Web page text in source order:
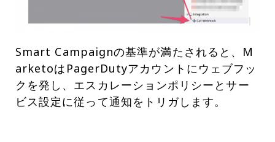
Smart Campaignの基準が満たされると、M
arketoはPagerDutyアカウントにウェブフッ
クを発し、エスカレーションポリシーとサー
ビス設定に従って通知をトリガします。